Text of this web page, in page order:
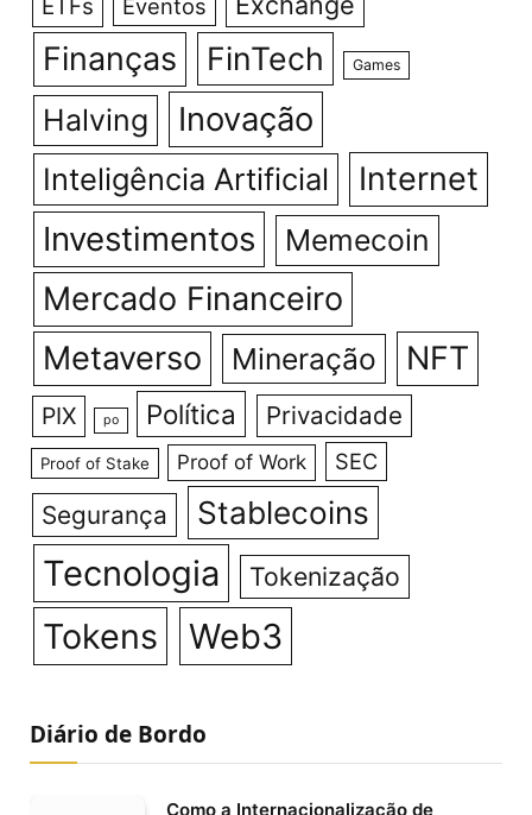
ETFs Eventos
Finanças FinTech Games
Halving Inovação
Inteligência Artificial Internet
Investimentos Memecoin
Mercado Financeiro
Metaverso
Mineração NFT
PIX po Política Privacidade
Proof of Stake Proof of Work SEC
Segurança Stablecoins
Tecnologia Tokenização
Tokens Web3
Diário de Bordo
Como a Internacionalização de